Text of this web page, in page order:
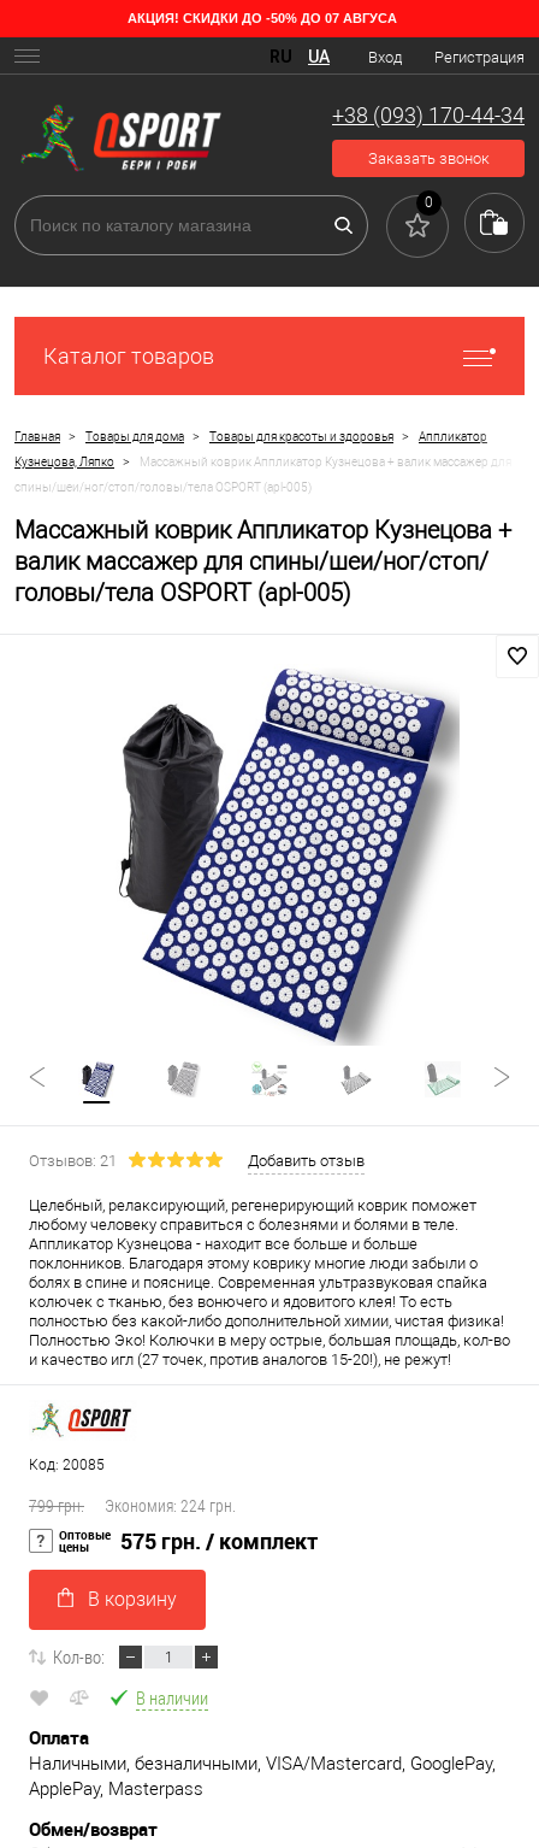
АКЦИЯ! СКИДКИ ДО -50% ДО 07 АВГУСА
Вход Регистрация
RU UA
+38 (093) 170-44-34
Заказать звонок
0
Каталог товаров
Главная > Товары для дома > Товары для красоты и здоровья >
Аппликатор
Кузнецова, Ляпко
>
Массажный коврик Аппликатор Кузнецова + валик массажер для
спины/шеи/ног/стоп/головы/тела OSPORT (apl-005)
Массажный коврик Аппликатор Кузнецова +
валик массажер для спины/шеи/ног/стоп/
головы/тела OSPORT (apl-005)
Отзывов: 21 Добавить отзыв
Целебный, релаксирующий, регенерирующий коврик поможет
любому человеку справиться с болезнями и болями в теле.
Аппликатор Кузнецова - находит все больше и больше
поклонников. Благодаря этому коврику многие люди забыли о
болях в спине и пояснице. Современная ультразвуковая спайка
колючек с тканью, без вонючего и ядовитого клея! То есть
полностью без какой-либо дополнительной химии, чистая физика!
Полностью Эко! Колючки в меру острые, большая площадь, кол-во
и качество игл (27 точек, против аналогов 15-20!), не режут!
Код: 20085
799 грн. Экономия: 224 грн.
Оптовые
цены 575 грн. / комплект
В корзину
Кол-во:
В наличии
Оплата
Наличными, безналичными, VISA/Mastercard, GooglePay,
ApplePay, Masterpass
Обмен/возврат